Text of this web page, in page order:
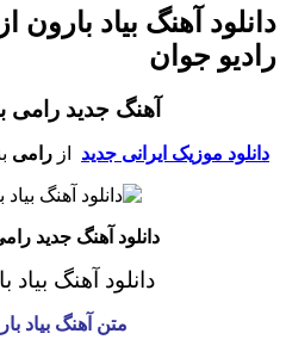
دانلود آهنگ بیاد
رادیو جوان
آهنگ جدید رامی
دانلود موزیک ایرانی جدید از رامی
دانلود آهنگ جدید
دانلود آهنگ بیاد
متن آهنگ بیاد